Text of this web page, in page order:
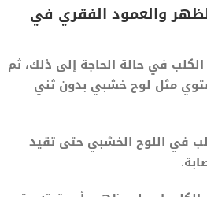
والعمود الفقري في
في حالة الحاجة إلى ذلك، ثم
مثل لوح خشبي بدون ثني
في اللوح الخشبي حتى تقيد